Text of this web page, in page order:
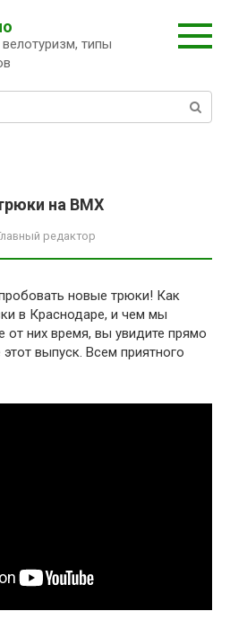
типы
на BMX
редактор
новые трюки! Как
в Краснодаре, и чем мы
от них время, вы увидите прямо
выпуск. Всем приятного